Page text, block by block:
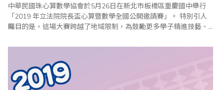
中華民國珠心算數學協會於5月26日在新北市板橋區重慶國中舉行
「2019 年立法院院長盃心算暨數學全國公開邀請賽」。 特別引人
矚目的是，這場大賽跨越了地域限制，為鼓勵更多學子精進技藝、
同步舉辦，號召全台各地一共參千多位選手齊聚切磋，各路人馬來
均有實證研究指出，珠心算可有效..